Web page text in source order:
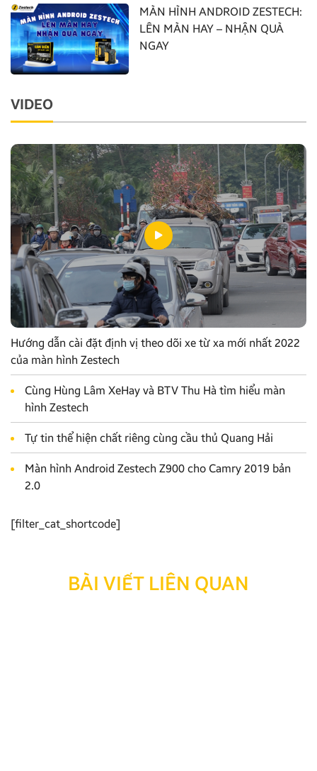
MÀN HÌNH ANDROID ZESTECH:
LÊN MÀN HAY – NHẬN QUÀ
NGAY
VIDEO
Hướng dẫn cài đặt định vị theo dõi xe từ xa mới nhất 2022
của màn hình Zestech
Cùng Hùng Lâm XeHay và BTV Thu Hà tìm hiểu màn
hình Zestech
Tự tin thể hiện chất riêng cùng cầu thủ Quang Hải
Màn hình Android Zestech Z900 cho Camry 2019 bản
2.0
[filter_cat_shortcode]
BÀI VIẾT LIÊN QUAN